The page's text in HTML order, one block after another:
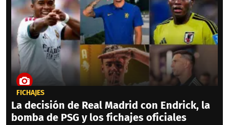
FICHAJES
La decisión de Real Madrid con Endrick, la
bomba de PSG y los fichajes oficiales